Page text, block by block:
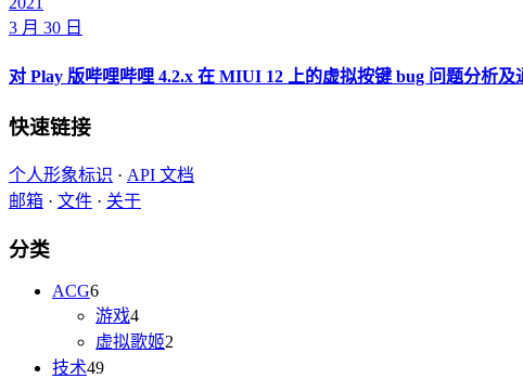
3 月 30 日
对 Play 版哔哩哔哩 4.2.x 在 MIUI 12 上的虚拟按键 bug 问题分析
快速链接
个人形象标识 · API 文档
邮箱 · 文件 · 关于
分类
ACG6
游戏4
虚拟歌姬2
技术49